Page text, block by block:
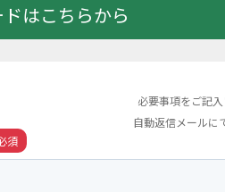
はこちらから